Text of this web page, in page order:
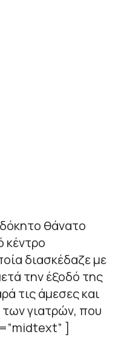
θάνατο
κέντρο
διασκέδαζε με
την έξοδό της
τις άμεσες και
γιατρών, που
]